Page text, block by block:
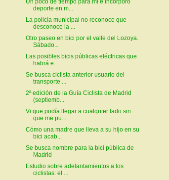
deporte en m...
La policía municipal no reconoce que
desconoce la ...
Otro paseo en bici por el valle del Lozoya.
Sábado...
Las posibles bicis públicas eléctricas que
habrá e...
Se busca ciclista anterior usuario del
transporte ...
2ª edición de la Guía Ciclista de Madrid
(septiemb...
Vi que podía llegar a cualquier lado sin
que me pu...
Cómo una madre que lleva a su hijo en su
bici acab...
Se busca nombre para la bici pública de
Madrid
Estudio sobre adelantamientos a los
ciclistas: el ...